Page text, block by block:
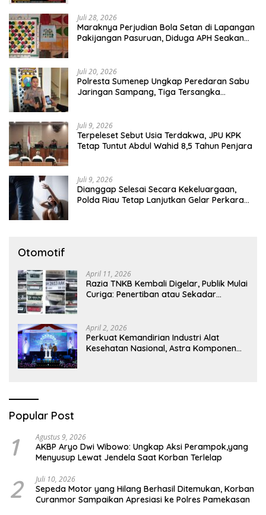
Juli 28, 2026
Maraknya Perjudian Bola Setan di Lapangan
Pakijangan Pasuruan, Diduga APH Seakan
Juli 20, 2026
Polresta Sumenep Ungkap Peredaran Sabu
Jaringan Sampang, Tiga Tersangka
Juli 9, 2026
Terpeleset Sebut Usia Terdakwa, JPU KPK
Tetap Tuntut Abdul Wahid 8,5 Tahun Penjara
Juli 9, 2026
Dianggap Selesai Secara Kekeluargaan,
Polda Riau Tetap Lanjutkan Gelar Perkara
Otomotif
April 11, 2026
Razia TNKB Kembali Digelar, Publik Mulai
Curiga: Penertiban atau Sekadar
April 2, 2026
Perkuat Kemandirian Industri Alat
Kesehatan Nasional, Astra Komponen
Popular Post
1 Agustus 9, 2026
AKBP Aryo Dwi Wibowo: Ungkap Aksi Perampok,yang
Menyusup Lewat Jendela Saat Korban Terlelap
2 Juli 10, 2026
Sepeda Motor yang Hilang Berhasil Ditemukan, Korban
Curanmor Sampaikan Apresiasi ke Polres Pamekasan